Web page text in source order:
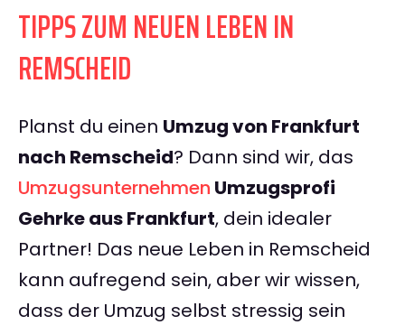
TIPPS ZUM NEUEN LEBEN IN
REMSCHEID
Planst du einen Umzug von Frankfurt
nach Remscheid? Dann sind wir, das
Umzugsunternehmen Umzugsprofi
Gehrke aus Frankfurt, dein idealer
Partner! Das neue Leben in Remscheid
kann aufregend sein, aber wir wissen,
dass der Umzug selbst stressig sein